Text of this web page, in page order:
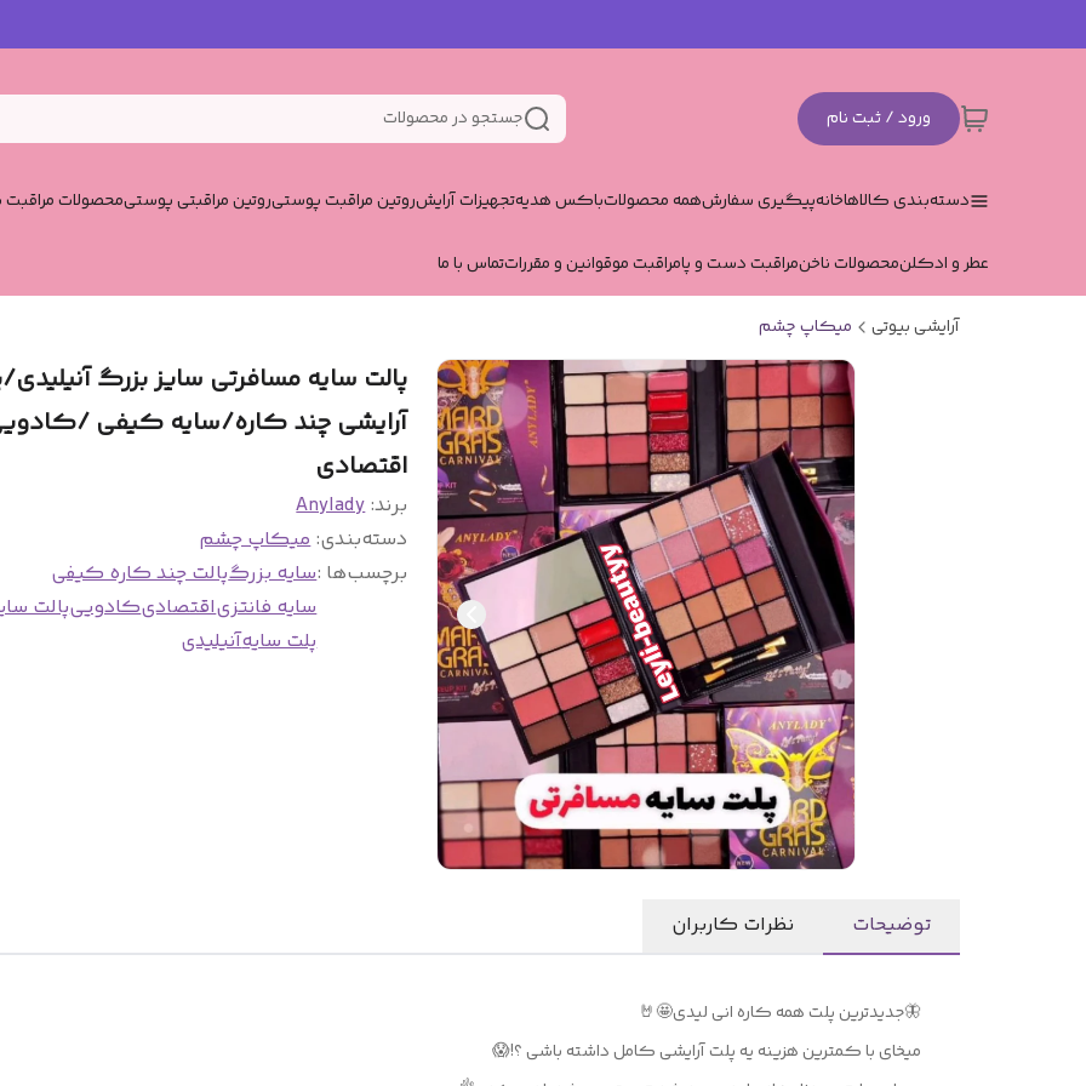
ورود / ثبت نام جستجو در محصولات
دسته‌بندی کالاهاخانهپیگیری سفارشهمه محصولاتباکس هدیهتجهیزات آرایشروتین مراقبت پوستیروتین مراقبتی پوستیمحصولات مراقبت
عطر و ادکلنمحصولات ناخنمراقبت دست و پامراقبت موقوانین و مقرراتتماس با ما
آرایشی بیوتی میکاپ چشم
پالت سایه مسافرتی سایز بزرگ آنیلیدی/
آرایشی چند کاره/سایه کیفی /
اقتصادی
برند:Anylady
دسته‌بندی:میکاپ چشم
برچسب‌ها :سایه بزرگپالت چند کاره کیفی
سایه فانتزیاقتصادیکادوییپالت
پلت سایهآنیلیدی
توضیحات نظرات کاربران
🦋جدیدترین پلت همه کاره انی لیدی🤩🤘
میخای با کمترین هزینه یه پلت آرایشی کامل داشته باشی ؟!😱